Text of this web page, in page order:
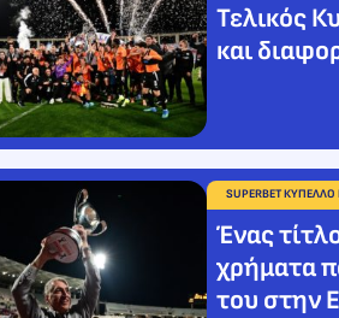
Τελικός
και
SUPERBET
Ένας
χρήματα
του στην